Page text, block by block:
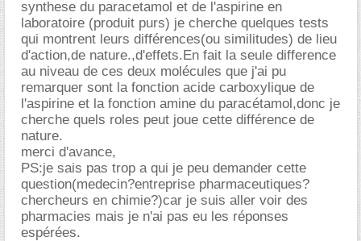
synthese du paracetamol et de l'aspirine en
laboratoire (produit purs) je cherche quelques tests
qui montrent leurs différences(ou similitudes) de lieu
d'action,de nature.,d'effets.En fait la seule difference
au niveau de ces deux molécules que j'ai pu
remarquer sont la fonction acide carboxylique de
l'aspirine et la fonction amine du paracétamol,donc je
cherche quels roles peut joue cette différence de
nature.
merci d'avance,
PS:je sais pas trop a qui je peu demander cette
question(medecin?entreprise pharmaceutiques?
chercheurs en chimie?)car je suis aller voir des
pharmacies mais je n'ai pas eu les réponses
espérées.